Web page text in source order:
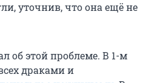
уточнив, что она ещё не
об этой проблеме. В 1-м
драками и